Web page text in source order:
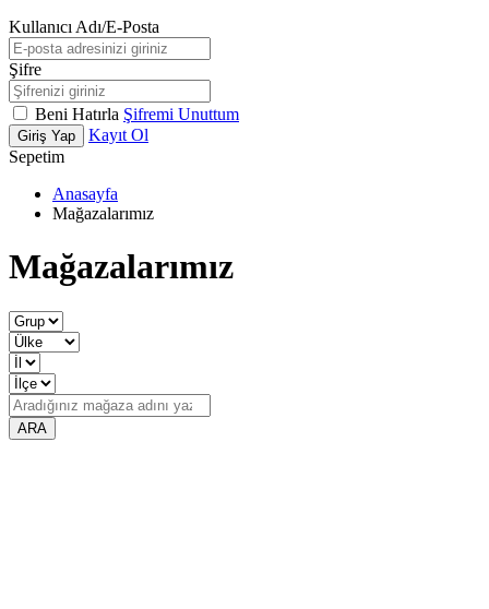
Kullanıcı Adı/E-Posta
Şifre
Beni Hatırla Şifremi Unuttum
Giriş Yap
Kayıt Ol
Sepetim
Anasayfa
Mağazalarımız
Mağazalarımız
ARA